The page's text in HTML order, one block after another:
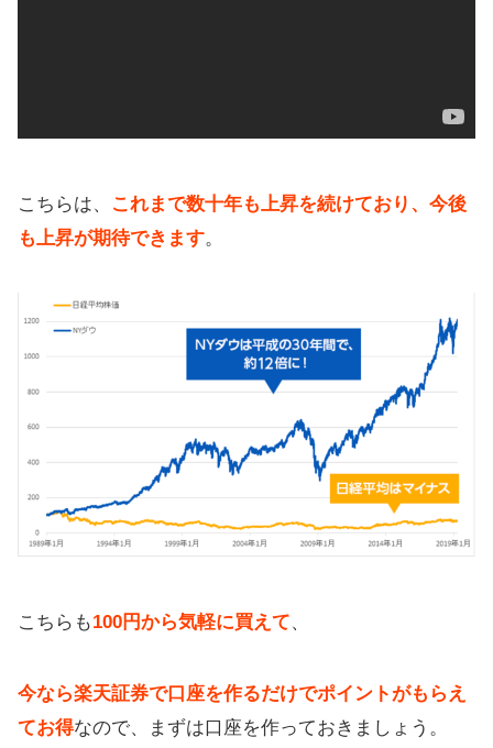
こちらは、
これまで数十年も上昇を続けており、今後
も上昇が期待できます。
こちらも100円から気軽に買えて、
今なら楽天証券で口座を作るだけでポイントがもらえ
てお得なので、まずは口座を作っておきましょう。